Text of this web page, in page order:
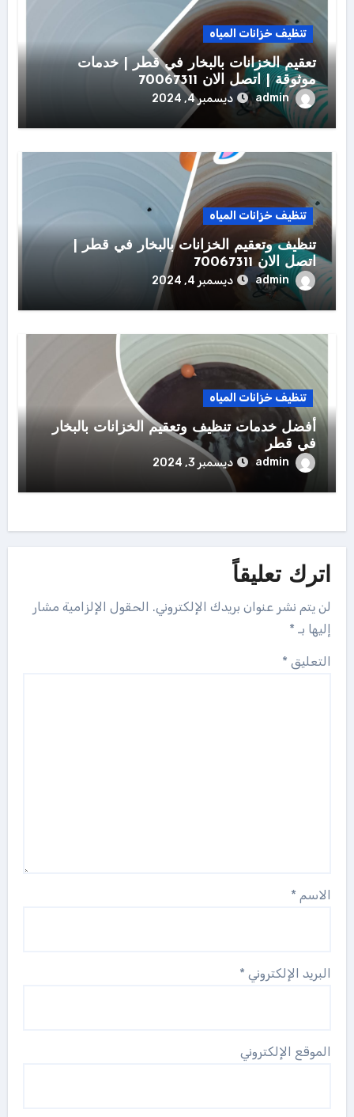
تنظيف خزانات المياه
تعقيم الخزانات بالبخار في قطر | خدمات
موثوقة | اتصل الان 70067311
admin ديسمبر 4, 2024
تنظيف خزانات المياه
تنظيف وتعقيم الخزانات بالبخار في قطر |
اتصل الان 70067311
admin ديسمبر 4, 2024
تنظيف خزانات المياه
أفضل خدمات تنظيف وتعقيم الخزانات بالبخار
في قطر
admin ديسمبر 3, 2024
اترك تعليقاً
لن يتم نشر عنوان بريدك الإلكتروني. الحقول الإلزامية مشار
إليها بـ *
التعليق *
الاسم *
البريد الإلكتروني *
الموقع الإلكتروني